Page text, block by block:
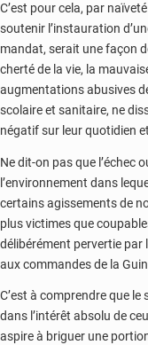
C’est pour cela, par
soutenir l’instauration
mandat, serait une façon
cherté de la vie, la
augmentations abusives
scolaire et sanitaire, ne
négatif sur leur quotidien
Ne dit-on pas que l’échec
l’environnement dans
certains agissements de
plus victimes que
délibérément pervertie par
aux commandes de la
C’est à comprendre que
dans l’intérêt absolu de
aspire à briguer une